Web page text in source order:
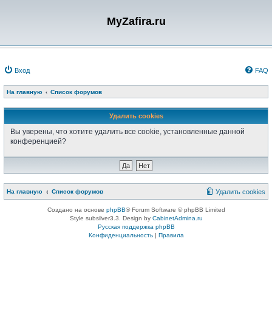
MyZafira.ru
Вход FAQ
На главную Список форумов
Удалить cookies
Вы уверены, что хотите удалить все cookie, установленные данной
конференцией?
На главную Список форумов Удалить cookies
Создано на основе phpBB® Forum Software © phpBB Limited
Style subsilver3.3. Design by CabinetAdmina.ru
Русская поддержка phpBB
Конфиденциальность| Правила